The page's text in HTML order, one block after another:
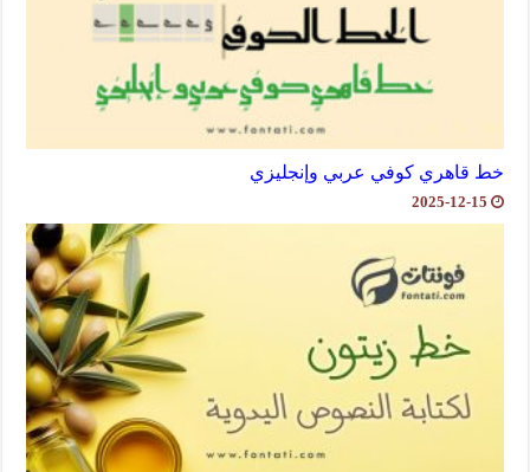
خط قاهري كوفي عربي وإنجليزي
2025-12-15